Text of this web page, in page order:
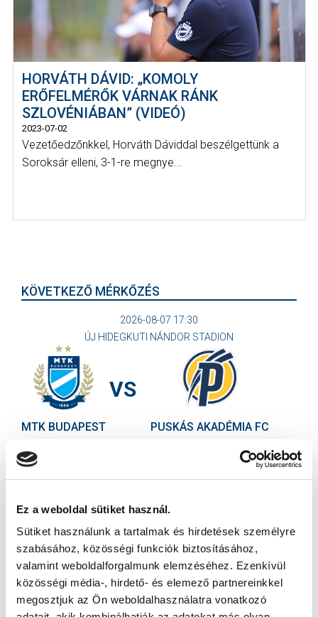
Ez a weboldal sütiket használ.
Sütiket használunk a tartalmak és hirdetések személyre
szabásához, közösségi funkciók biztosításához,
valamint weboldalforgalmunk elemzéséhez. Ezenkívül
közösségi média-, hirdető- és elemező partnereinkkel
megosztjuk az Ön weboldalhasználatra vonatkozó
HORVÁTH DÁVID: „KOMOLY
ERŐFELMÉRŐK VÁRNAK RÁNK
SZLOVÉNIÁBAN” (VIDEÓ)
2023-07-02
Vezetőedzőnkkel, Horváth Dáviddal beszélgettünk a
Soroksár elleni, 3-1-re megnye...
KÖVETKEZŐ MÉRKŐZÉS
2026-08-07 17:30
ÚJ HIDEGKUTI NÁNDOR STADION
MTK BUDAPEST
VS
PUSKÁS AKADÉMIA FC
MTK BUDAPEST HÍRLEVÉL
Elfogadom azAdatvédelmi tájékoztatót!